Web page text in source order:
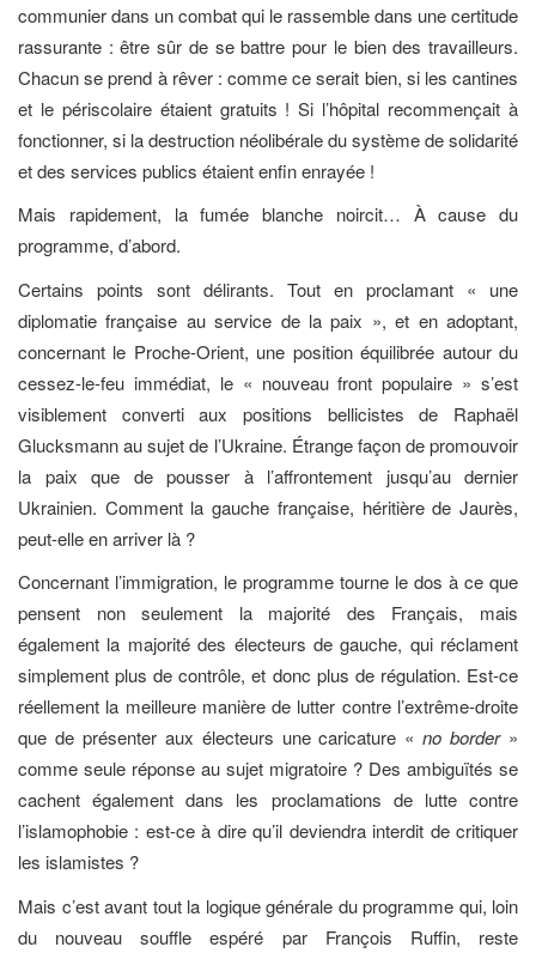
communier dans un combat qui le rassemble dans une certitude
rassurante : être sûr de se battre pour le bien des travailleurs.
Chacun se prend à rêver : comme ce serait bien, si les cantines
et le périscolaire étaient gratuits ! Si l’hôpital recommençait à
fonctionner, si la destruction néolibérale du système de solidarité
et des services publics étaient enfin enrayée !
Mais rapidement, la fumée blanche noircit… À cause du
programme, d’abord.
Certains points sont délirants. Tout en proclamant « une
diplomatie française au service de la paix », et en adoptant,
concernant le Proche-Orient, une position équilibrée autour du
cessez-le-feu immédiat, le « nouveau front populaire » s’est
visiblement converti aux positions bellicistes de Raphaël
Glucksmann au sujet de l’Ukraine. Étrange façon de promouvoir
la paix que de pousser à l’affrontement jusqu’au dernier
Ukrainien. Comment la gauche française, héritière de Jaurès,
peut-elle en arriver là ?
Concernant l’immigration, le programme tourne le dos à ce que
pensent non seulement la majorité des Français, mais
également la majorité des électeurs de gauche, qui réclament
simplement plus de contrôle, et donc plus de régulation. Est-ce
réellement la meilleure manière de lutter contre l’extrême-droite
que de présenter aux électeurs une caricature «no border»
comme seule réponse au sujet migratoire ? Des ambiguïtés se
cachent également dans les proclamations de lutte contre
l’islamophobie : est-ce à dire qu’il deviendra interdit de critiquer
les islamistes ?
Mais c’est avant tout la logique générale du programme qui, loin
du nouveau souffle espéré par François Ruffin, reste